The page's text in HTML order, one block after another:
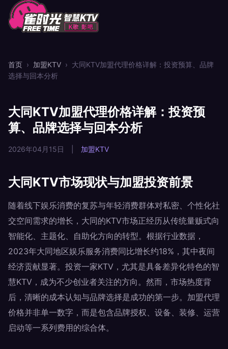
首页 › 加盟KTV › 大同KTV加盟代理价格详解：投资预算、品牌
选择与回本分析
大同KTV加盟代理价格详解：投资预
算、品牌选择与回本分析
2026年04月15日 加盟KTV
大同KTV市场现状与加盟投资前景
随着线下娱乐消费的复苏与年轻消费群体对私密、个性化社
交空间需求的增长，大同的KTV市场正经历从传统量贩式向
智能化、主题化、自助化方向的转型。根据行业数据，
2023年大同地区娱乐服务消费同比增长约18%，其中夜间
经济贡献显著。投资一家KTV，尤其是具备差异化特色的智
慧KTV，成为不少创业者关注的方向。然而，市场热度背
后，清晰的成本认知与品牌选择是成功的第一步。加盟代理
价格并非单一数字，而是包含品牌授权、设备、装修、运营
启动等一系列费用的综合体。